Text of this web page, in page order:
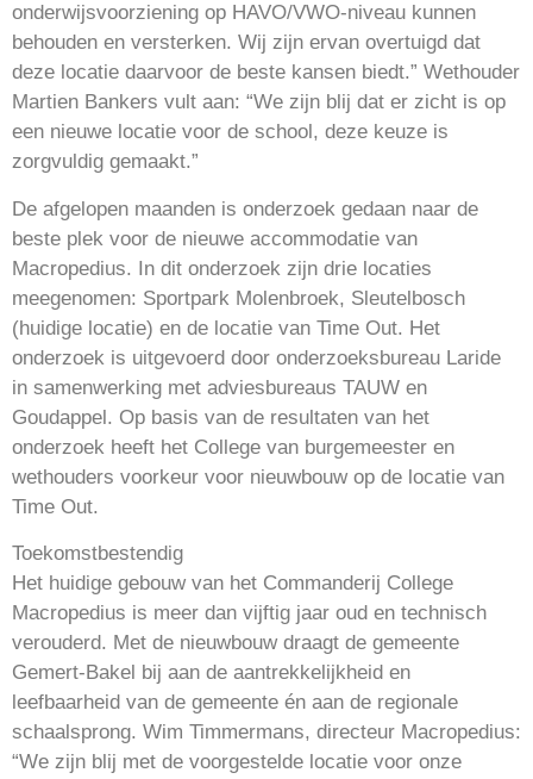
onderwijsvoorziening op HAVO/VWO-niveau kunnen
behouden en versterken. Wij zijn ervan overtuigd dat
deze locatie daarvoor de beste kansen biedt.” Wethouder
Martien Bankers vult aan: “We zijn blij dat er zicht is op
een nieuwe locatie voor de school, deze keuze is
zorgvuldig gemaakt.”
De afgelopen maanden is onderzoek gedaan naar de
beste plek voor de nieuwe accommodatie van
Macropedius. In dit onderzoek zijn drie locaties
meegenomen: Sportpark Molenbroek, Sleutelbosch
(huidige locatie) en de locatie van Time Out. Het
onderzoek is uitgevoerd door onderzoeksbureau Laride
in samenwerking met adviesbureaus TAUW en
Goudappel. Op basis van de resultaten van het
onderzoek heeft het College van burgemeester en
wethouders voorkeur voor nieuwbouw op de locatie van
Time Out.
Toekomstbestendig
Het huidige gebouw van het Commanderij College
Macropedius is meer dan vijftig jaar oud en technisch
verouderd. Met de nieuwbouw draagt de gemeente
Gemert-Bakel bij aan de aantrekkelijkheid en
leefbaarheid van de gemeente én aan de regionale
schaalsprong. Wim Timmermans, directeur Macropedius:
“We zijn blij met de voorgestelde locatie voor onze